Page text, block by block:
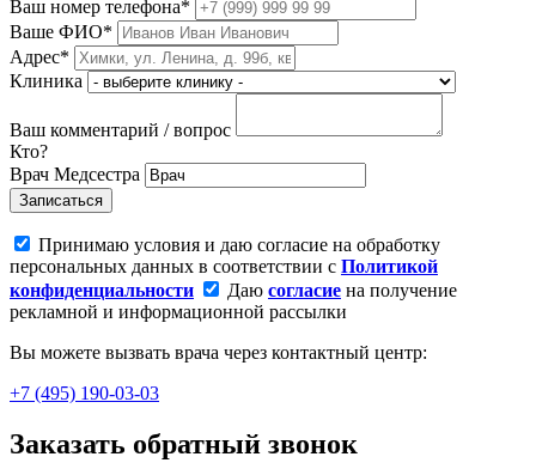
Ваш номер телефона*
Ваше ФИО*
Адрес*
Клиника
Ваш комментарий / вопрос
Кто?
Врач Медсестра
Записаться
Принимаю условия и даю согласие на обработку
персональных данных в соответствии с Политикой
конфиденциальности
Даю согласие на получение
рекламной и информационной рассылки
Вы можете вызвать врача через контактный центр:
+7 (495) 190-03-03
Заказать обратный звонок